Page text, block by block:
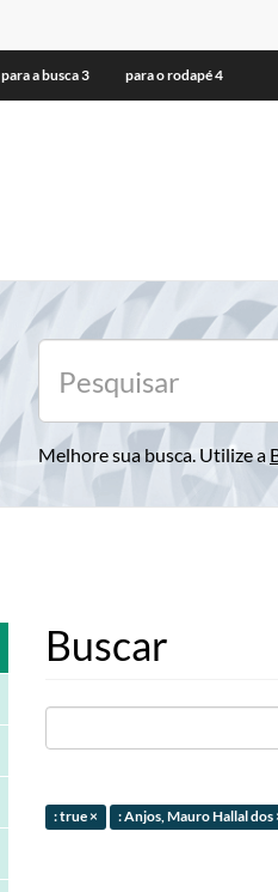
para a busca3 para o rodapé4
Melhore sua busca. Utilize a
Buscar
: true × : Anjos, Mauro Hallal dos